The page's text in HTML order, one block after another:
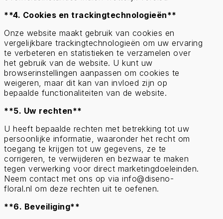
**4. Cookies en trackingtechnologieën**
Onze website maakt gebruik van cookies en
vergelijkbare trackingtechnologieën om uw ervaring
te verbeteren en statistieken te verzamelen over
het gebruik van de website. U kunt uw
browserinstellingen aanpassen om cookies te
weigeren, maar dit kan van invloed zijn op
bepaalde functionaliteiten van de website.
**5. Uw rechten**
U heeft bepaalde rechten met betrekking tot uw
persoonlijke informatie, waaronder het recht om
toegang te krijgen tot uw gegevens, ze te
corrigeren, te verwijderen en bezwaar te maken
tegen verwerking voor direct marketingdoeleinden.
Neem contact met ons op via info@diseno-
floral.nl om deze rechten uit te oefenen.
**6. Beveiliging**